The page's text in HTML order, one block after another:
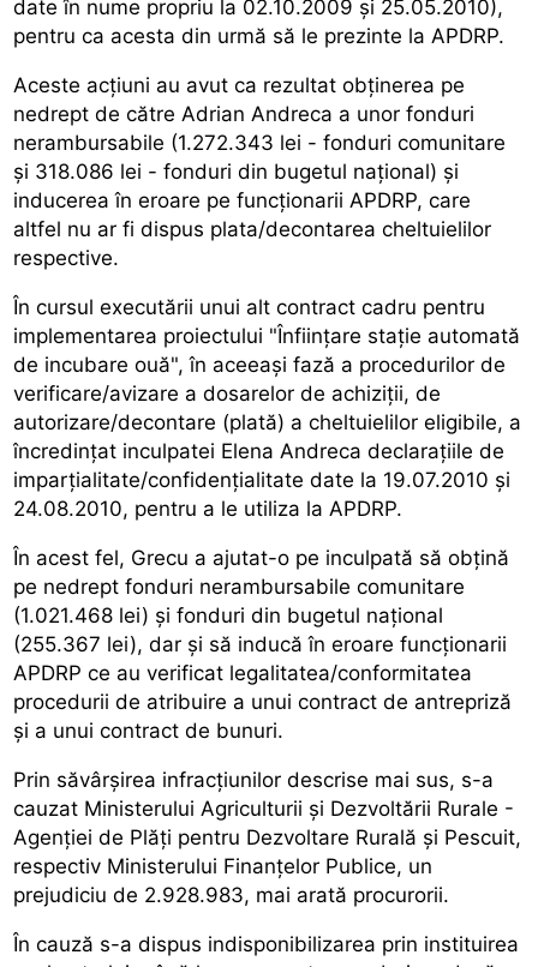
date în nume propriu la 02.10.2009 şi 25.05.2010),
pentru ca acesta din urmă să le prezinte la APDRP.
Aceste acţiuni au avut ca rezultat obţinerea pe
nedrept de către Adrian Andreca a unor fonduri
nerambursabile (1.272.343 lei - fonduri comunitare
şi 318.086 lei - fonduri din bugetul naţional) şi
inducerea în eroare pe funcţionarii APDRP, care
altfel nu ar fi dispus plata/decontarea cheltuielilor
respective.
În cursul executării unui alt contract cadru pentru
implementarea proiectului "Înfiinţare staţie automată
de incubare ouă", în aceeaşi fază a procedurilor de
verificare/avizare a dosarelor de achiziţii, de
autorizare/decontare (plată) a cheltuielilor eligibile, a
încredinţat inculpatei Elena Andreca declaraţiile de
imparţialitate/confidenţialitate date la 19.07.2010 şi
24.08.2010, pentru a le utiliza la APDRP.
În acest fel, Grecu a ajutat-o pe inculpată să obţină
pe nedrept fonduri nerambursabile comunitare
(1.021.468 lei) şi fonduri din bugetul naţional
(255.367 lei), dar şi să inducă în eroare funcţionarii
APDRP ce au verificat legalitatea/conformitatea
procedurii de atribuire a unui contract de antrepriză
şi a unui contract de bunuri.
Prin săvârşirea infracţiunilor descrise mai sus, s-a
cauzat Ministerului Agriculturii şi Dezvoltării Rurale -
Agenţiei de Plăţi pentru Dezvoltare Rurală şi Pescuit,
respectiv Ministerului Finanţelor Publice, un
prejudiciu de 2.928.983, mai arată procurorii.
În cauză s-a dispus indisponibilizarea prin instituirea